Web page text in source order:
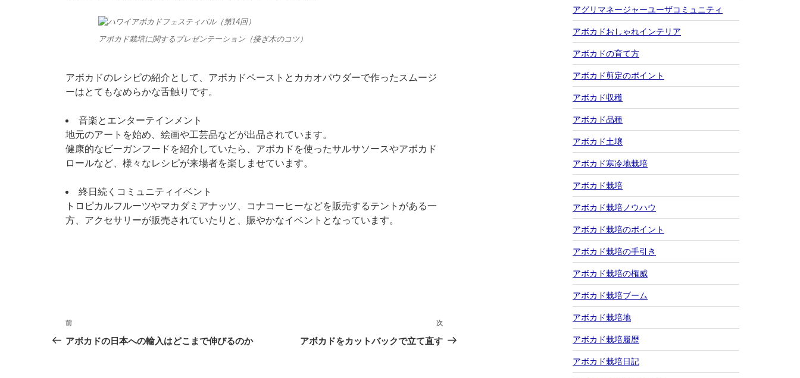
アボカド栽培に関するプレゼンテーション（接ぎ木のコツ）
アボカドのレシピの紹介として、アボカドペーストとカカオパウダーで作ったスムージ
ーはとてもなめらかな舌触りです。
音楽とエンターテインメント
地元のアートを始め、絵画や工芸品などが出品されています。
健康的なビーガンフードを紹介していたら、アボカドを使ったサルサソースやアボカド
ロールなど、様々なレシピが来場者を楽しませています。
終日続くコミュニティイベント
トロピカルフルーツやマカダミアナッツ、コナコーヒーなどを販売するテントがある一
方、アクセサリーが販売されていたりと、賑やかなイベントとなっています。
投
稿
前
の
前
アボカドの日本への輸入はどこまで伸びるのか
次
の
次
アボカドをカットバックで立て直す
アグリマネージャーユーザコミュニティ
アボカドおしゃれインテリア
アボカドの育て方
アボカド剪定のポイント
アボカド収穫
アボカド品種
アボカド土壌
アボカド寒冷地栽培
アボカド栽培
アボカド栽培ノウハウ
アボカド栽培のポイント
アボカド栽培の手引き
アボカド栽培の権威
アボカド栽培ブーム
アボカド栽培地
アボカド栽培履歴
アボカド栽培日記